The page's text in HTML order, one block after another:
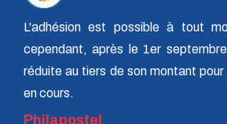
L'adhésion est possible à tout
cependant, après le 1er
réduite au tiers de son montant
en cours.
Philapostel